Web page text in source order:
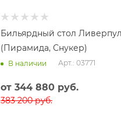
Бильярдный стол
(Пирамида, Снукер)
В наличии Арт.: 03771
от 344 880 руб.
383 200 руб.